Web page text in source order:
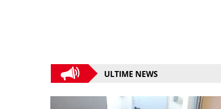
ULTIME NEWS